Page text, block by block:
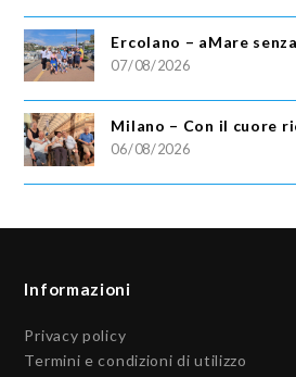
Ercolano – aMare
07/08/2026
Milano – Con il cuore
06/08/2026
Informazioni
Privacy policy
Termini e condizioni di utilizzo